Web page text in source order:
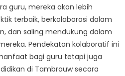
guru, mereka akan lebih
terbaik, berkolaborasi dalam
dan saling mendukung dalam
Pendekatan kolaboratif ini
bagi guru tetapi juga
di Tambrauw secara